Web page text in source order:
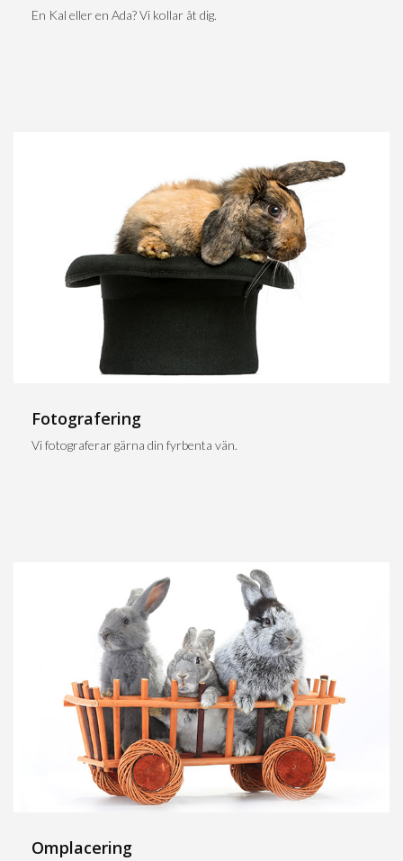
En Kal eller en Ada? Vi kollar åt dig.
Fotografering
Vi fotograferar gärna din fyrbenta vän.
Omplacering